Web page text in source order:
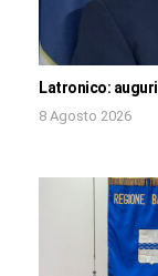
Latronico:
8 Agosto 2026